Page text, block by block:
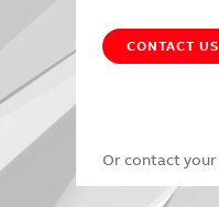
CONTACT US
Or contact your